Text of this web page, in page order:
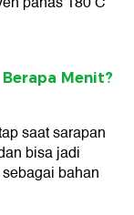
Menit?
saat sarapan
bisa jadi
bahan